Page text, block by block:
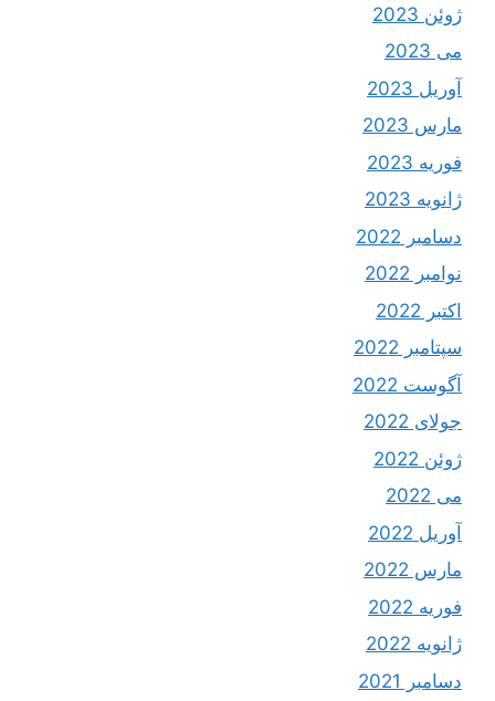
ژوئن 2023
آوریل 2023
مارس 2023
فوریه 2023
ژانویه 2023
دسامبر 2022
نوامبر 2022
اکتبر 2022
سپتامبر 2022
آگوست 2022
جولای 2022
ژوئن 2022
آوریل 2022
مارس 2022
فوریه 2022
ژانویه 2022
دسامبر 2021